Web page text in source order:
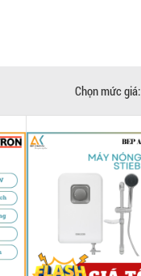
Chọn mức giá: